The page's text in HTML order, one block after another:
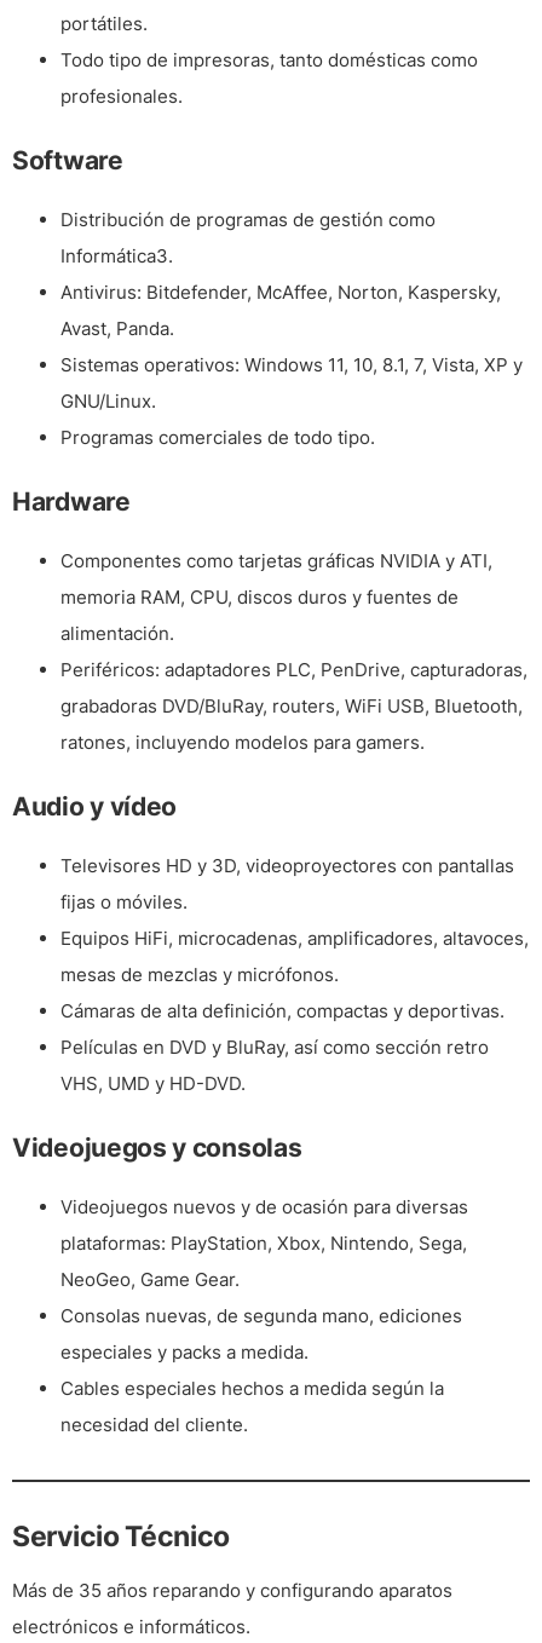
portátiles.
Todo tipo de impresoras, tanto domésticas como
profesionales.
Software
Distribución de programas de gestión como
Informática3.
Antivirus: Bitdefender, McAffee, Norton, Kaspersky,
Avast, Panda.
Sistemas operativos: Windows 11, 10, 8.1, 7, Vista, XP y
GNU/Linux.
Programas comerciales de todo tipo.
Hardware
Componentes como tarjetas gráficas NVIDIA y ATI,
memoria RAM, CPU, discos duros y fuentes de
alimentación.
Periféricos: adaptadores PLC, PenDrive, capturadoras,
grabadoras DVD/BluRay, routers, WiFi USB, Bluetooth,
ratones, incluyendo modelos para gamers.
Audio y vídeo
Televisores HD y 3D, videoproyectores con pantallas
fijas o móviles.
Equipos HiFi, microcadenas, amplificadores, altavoces,
mesas de mezclas y micrófonos.
Cámaras de alta definición, compactas y deportivas.
Películas en DVD y BluRay, así como sección retro
VHS, UMD y HD-DVD.
Videojuegos y consolas
Videojuegos nuevos y de ocasión para diversas
plataformas: PlayStation, Xbox, Nintendo, Sega,
NeoGeo, Game Gear.
Consolas nuevas, de segunda mano, ediciones
especiales y packs a medida.
Cables especiales hechos a medida según la
necesidad del cliente.
Servicio Técnico
Más de 35 años reparando y configurando aparatos
electrónicos e informáticos.